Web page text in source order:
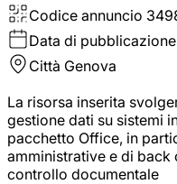
Codice annuncio
Data di pubblicazione
Città Genova
La risorsa inserita
gestione dati su sistemi
pacchetto Office, in
amministrative e di
controllo documentale